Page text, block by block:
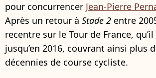
pour concurrencer Jean-Pierre
Après un retour à Stade 2 entre
recentre sur le Tour de France,
jusqu’en 2016, couvrant ainsi plus
décennies de course cycliste.